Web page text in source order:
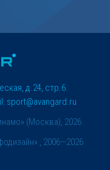
(Москва), 2026
д.24, стр.6.
sport@avangard.ru
, 2006—2026